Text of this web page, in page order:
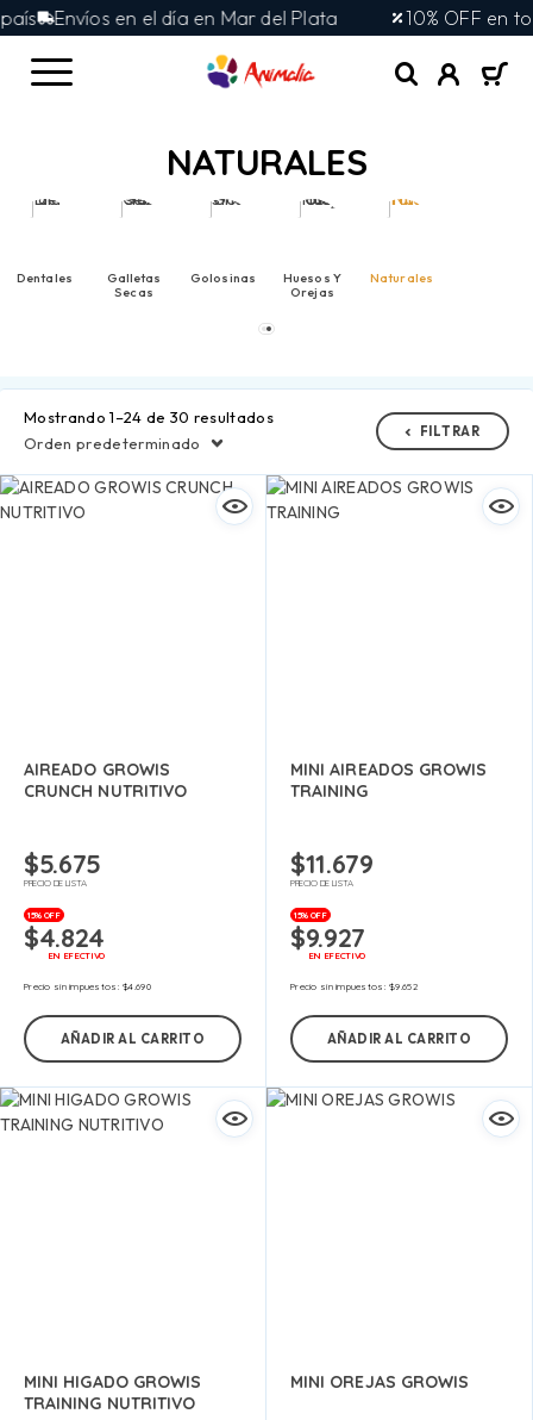
en el día en Mar del Plata 10% OFF en toda la
NATURALES
Dentales
Galletas
Secas
Golosinas
Huesos Y
Orejas
Naturales
Mostrando 1–24 de 30 resultados
FILTRAR
AIREADO GROWIS
CRUNCH NUTRITIVO
$5.675
PRECIO DE LISTA
15% OFF
$4.824
EN EFECTIVO
Precio sin impuestos:$4.690
AÑADIR AL CARRITO
MINI AIREADOS GROWIS
TRAINING
$11.679
PRECIO DE LISTA
15% OFF
$9.927
EN EFECTIVO
Precio sin impuestos:$9.652
AÑADIR AL CARRITO
MINI HIGADO GROWIS
TRAINING NUTRITIVO
MINI OREJAS GROWIS